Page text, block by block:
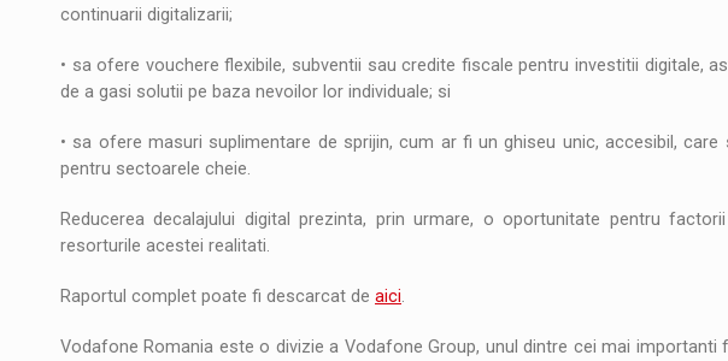
continuarii digitalizarii;
• sa ofere vouchere flexibile, subventii sau credite fiscale pentru investitii digitale,
de a gasi solutii pe baza nevoilor lor individuale; si
• sa ofere masuri suplimentare de sprijin, cum ar fi un ghiseu unic, accesibil,
pentru sectoarele cheie.
Reducerea decalajului digital prezinta, prin urmare, o oportunitate pentru
resorturile acestei realitati.
Raportul complet poate fi descarcat de aici.
Vodafone Romania este o divizie a Vodafone Group, unul dintre cei mai